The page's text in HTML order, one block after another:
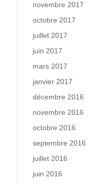
novembre 2017
octobre 2017
juillet 2017
juin 2017
mars 2017
janvier 2017
décembre 2016
novembre 2016
octobre 2016
septembre 2016
juillet 2016
juin 2016